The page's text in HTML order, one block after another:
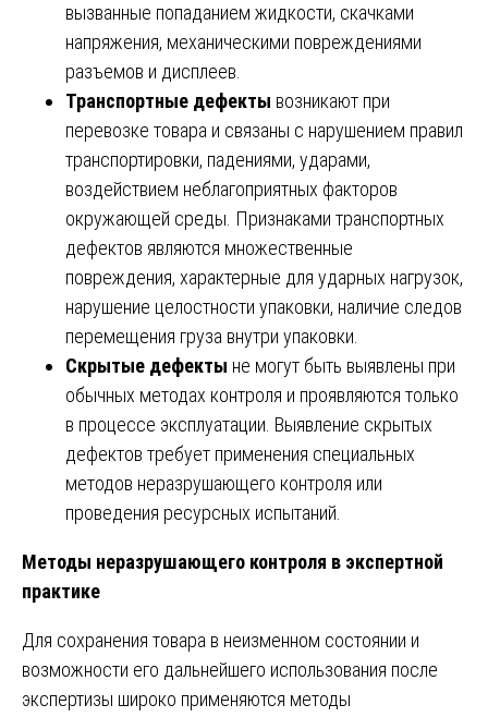
вызванные попаданием жидкости, скачками
напряжения, механическими повреждениями
разъемов и дисплеев.
Транспортные дефекты возникают при
перевозке товара и связаны с нарушением правил
транспортировки, падениями, ударами,
воздействием неблагоприятных факторов
окружающей среды. Признаками транспортных
дефектов являются множественные
повреждения, характерные для ударных нагрузок,
нарушение целостности упаковки, наличие следов
перемещения груза внутри упаковки.
Скрытые дефекты не могут быть выявлены при
обычных методах контроля и проявляются только
в процессе эксплуатации. Выявление скрытых
дефектов требует применения специальных
методов неразрушающего контроля или
проведения ресурсных испытаний.
Методы неразрушающего контроля в экспертной
практике
Для сохранения товара в неизменном состоянии и
возможности его дальнейшего использования после
экспертизы широко применяются методы